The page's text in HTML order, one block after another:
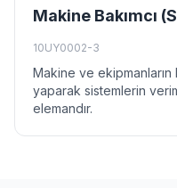
Makine Bakımcı
10UY0002-3
Makine ve ekipmanların
yaparak sistemlerin
elemandır.